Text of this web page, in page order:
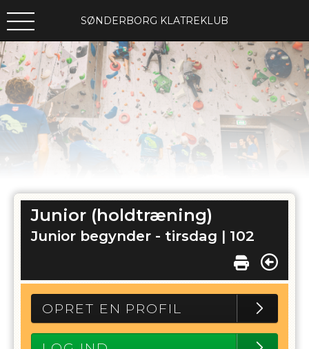
SØNDERBORG KLATREKLUB
Junior (holdtræning)
Junior begynder - tirsdag | 102
OPRET EN PROFIL